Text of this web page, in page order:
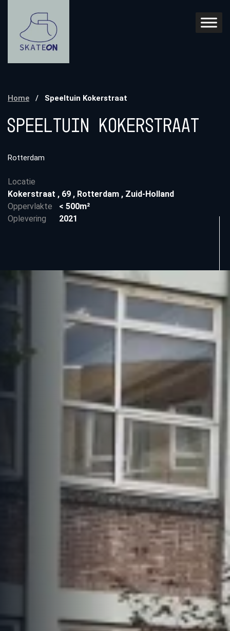
Home / Speeltuin Kokerstraat
Speeltuin Kokerstraat
Rotterdam
Locatie
Kokerstraat , 69 , Rotterdam , Zuid-Holland
Oppervlakte
< 500m²
Oplevering
2021